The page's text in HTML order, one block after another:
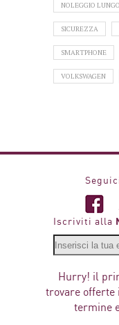
NOLEGGIO
SICUREZZA
SMARTPHONE
VOLKSWAGEN
Iscriviti alla
Hurry! il
trovare offerte
termine